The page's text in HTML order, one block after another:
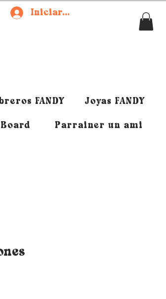
Iniciar sesión
FANDY Joyas FANDY
Parrainer un ami